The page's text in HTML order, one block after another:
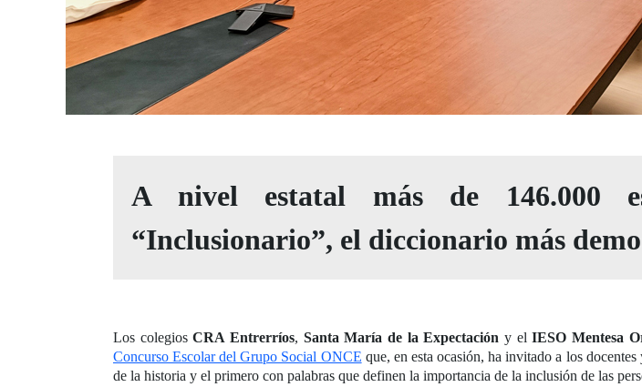
A nivel estatal más de 146.000
“Inclusionario”, el diccionario más
Los colegiosCRA Entrerríos, Santa María de la Expectación y elIESO Mentesa
Concurso Escolar del Grupo Social ONCE que, en esta ocasión, ha invitado a los
de la historia y el primero con palabras que definen la importancia de la inclusión de las